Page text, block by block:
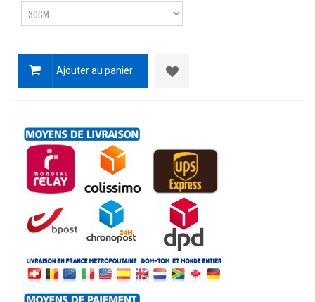
Ajouter au panier